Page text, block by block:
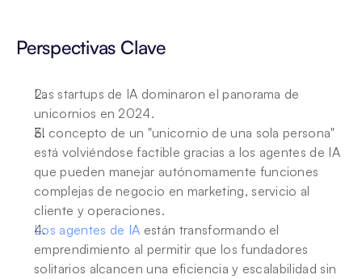
Perspectivas Clave
Las startups de IA dominaron el panorama de
unicornios en 2024.
El concepto de un "unicornio de una sola persona"
está volviéndose factible gracias a los agentes de IA
que pueden manejar autónomamente funciones
complejas de negocio en marketing, servicio al
cliente y operaciones.
Los agentes de IA están transformando el
emprendimiento al permitir que los fundadores
solitarios alcancen una eficiencia y escalabilidad sin